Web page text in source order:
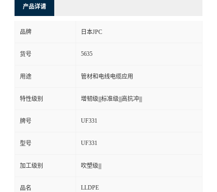
产品详请
品牌 日本JPC
货号 5635
用途 管材和电线电缆应用
特性级别 增韧级|||标准级|||高抗冲|||
牌号 UF331
型号 UF331
加工级别 吹塑级|||
品名 LLDPE